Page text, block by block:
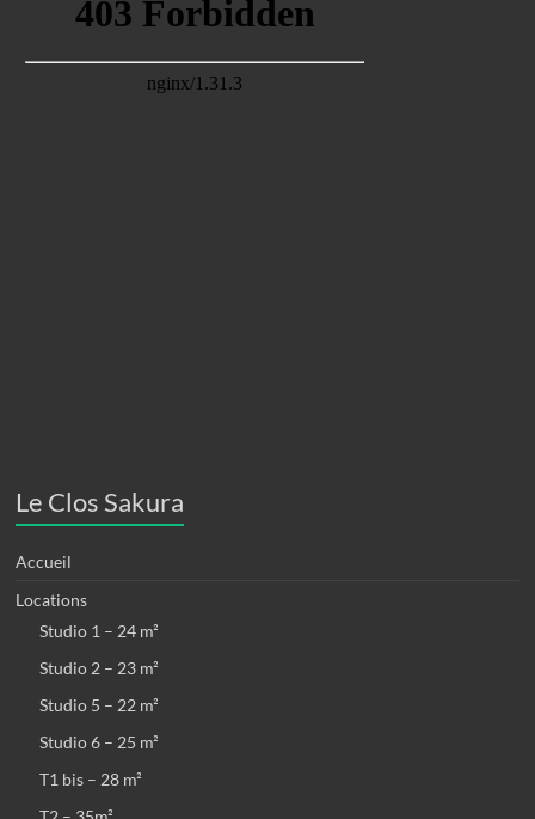
Le Clos Sakura
Accueil
Locations
Studio 1 – 24 m²
Studio 2 – 23 m²
Studio 5 – 22 m²
Studio 6 – 25 m²
T1 bis – 28 m²